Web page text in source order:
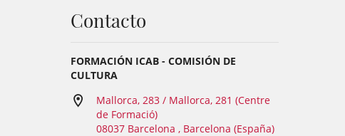
Contacto
FORMACIÓN ICAB - COMISIÓN DE
CULTURA
Mallorca, 283 / Mallorca, 281 (Centre
de Formació)
08037 Barcelona , Barcelona (España)